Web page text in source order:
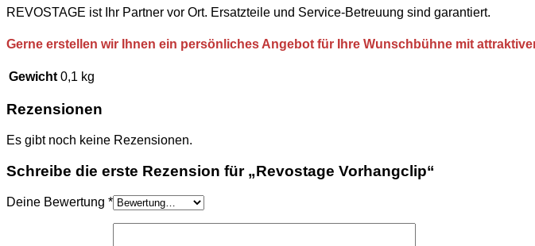
REVOSTAGE ist Ihr Partner vor Ort. Ersatzteile und Service-Betreuung sind garantiert.
Gerne erstellen wir Ihnen ein persönliches Angebot für Ihre Wunschbühne mit
Gewicht 0,1 kg
Rezensionen
Es gibt noch keine Rezensionen.
Schreibe die erste Rezension für „Revostage Vorhangclip“
Deine Bewertung *